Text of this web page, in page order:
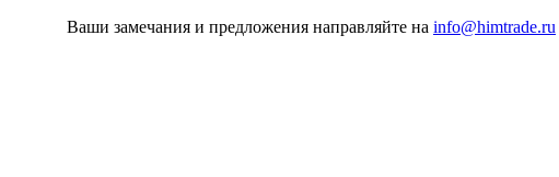
Ваши замечания и предложения направляйте на info@himtrade.ru